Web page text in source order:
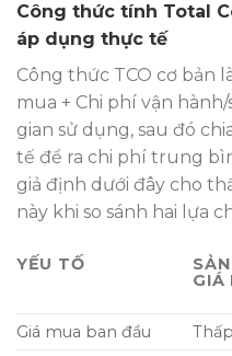
Công thức tính Total
áp dụng thực tế
Công thức TCO cơ bản
mua + Chi phí vận
gian sử dụng, sau đó
tế để ra chi phí trung
giả định dưới đây cho
này khi so sánh hai lựa
YẾU TỐ
GIÁ
Giá mua ban đầu
Thấp